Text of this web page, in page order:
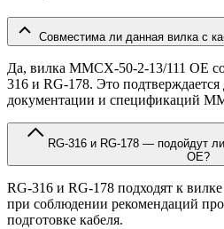
Совместима ли данная вилка с
Да, вилка MMCX-50-2-13/111 OE
316 и RG-178. Это
документации и спецификаций
OE?
RG-316 и RG-178 подходят к
при соблюдении рекомендаций
подготовке кабеля.